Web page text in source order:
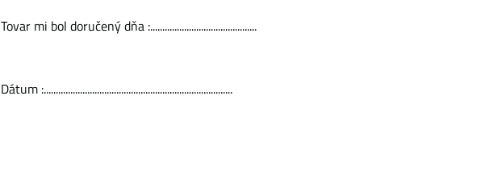
Tovar mi bol doručený dňa :............................................
Dátum :..............................................................................